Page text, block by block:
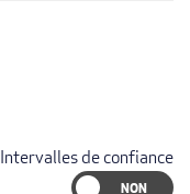
Intervalles de confiance